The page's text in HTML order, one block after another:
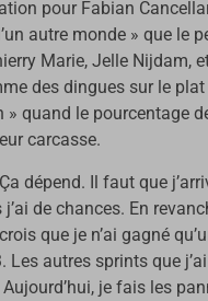
pour Fabian
autre monde » que le
Marie, Jelle Nijdam,
des dingues sur le
» quand le pourcentage
carcasse.
dépend. Il faut que
de chances. En
que je n’ai gagné
Les autres sprints que
je fais les